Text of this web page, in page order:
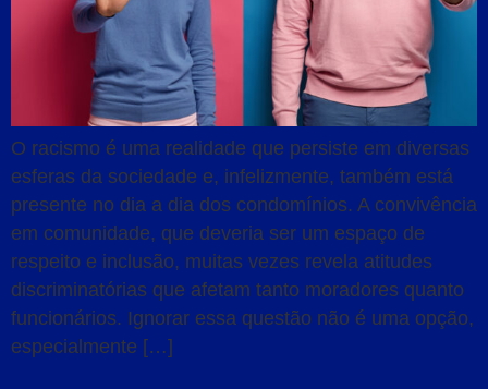
O racismo é uma realidade que persiste em diversas
esferas da sociedade e, infelizmente, também está
presente no dia a dia dos condomínios. A convivência
em comunidade, que deveria ser um espaço de
respeito e inclusão, muitas vezes revela atitudes
discriminatórias que afetam tanto moradores quanto
funcionários. Ignorar essa questão não é uma opção,
especialmente […]